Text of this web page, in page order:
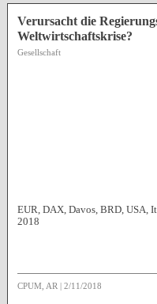
Verursacht die
Weltwirtschaftskrise?
Gesellschaft
EUR, DAX, Davos, BRD, USA,
2018
CPUM, AR 2/11/2018